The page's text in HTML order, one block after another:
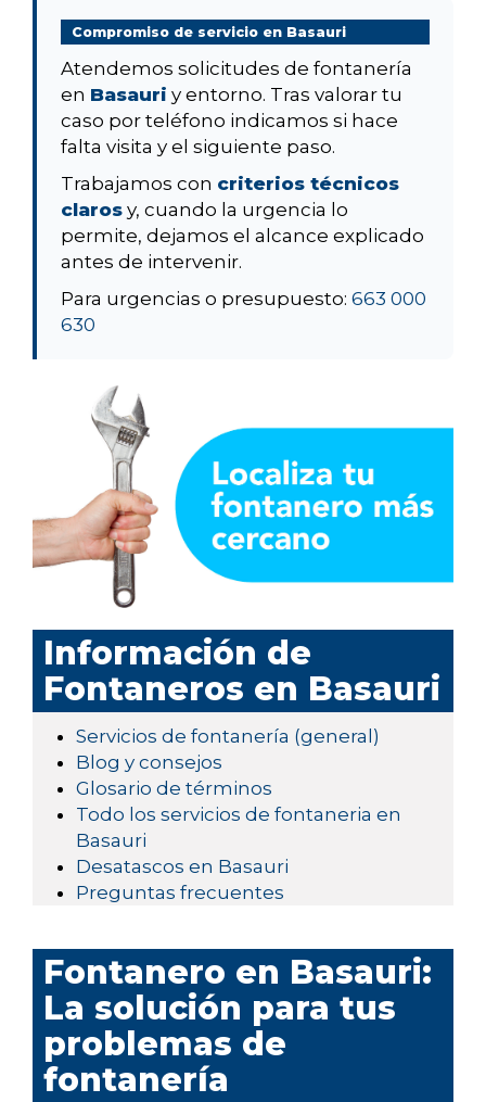
Compromiso de servicio en Basauri
Atendemos solicitudes de fontanería
en Basauri y entorno. Tras valorar tu
caso por teléfono indicamos si hace
falta visita y el siguiente paso.
Trabajamos con criterios técnicos
claros y, cuando la urgencia lo
permite, dejamos el alcance explicado
antes de intervenir.
Para urgencias o presupuesto: 663 000
630
Información de
Fontaneros en Basauri
Servicios de fontanería (general)
Blog y consejos
Glosario de términos
Todo los servicios de fontaneria en
Basauri
Desatascos en Basauri
Preguntas frecuentes
Fontanero en Basauri:
La solución para tus
problemas de
fontanería